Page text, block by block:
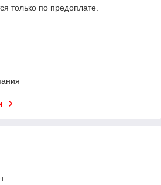
только по предоплате.